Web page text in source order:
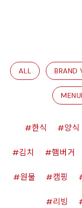
ALL BRAND
한식 양식
김치 햄버거
원물 캠핑
리빙